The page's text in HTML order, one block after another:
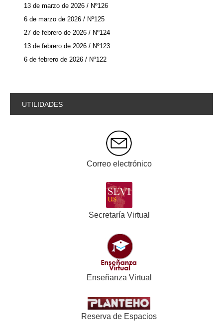
13 de marzo de 2026 / Nº126
6 de marzo de 2026 / Nº125
27 de febrero de 2026 / Nº124
13 de febrero de 2026 / Nº123
6 de febrero de 2026 / Nº122
UTILIDADES
Correo electrónico
Secretaría Virtual
Enseñanza Virtual
Reserva de Espacios